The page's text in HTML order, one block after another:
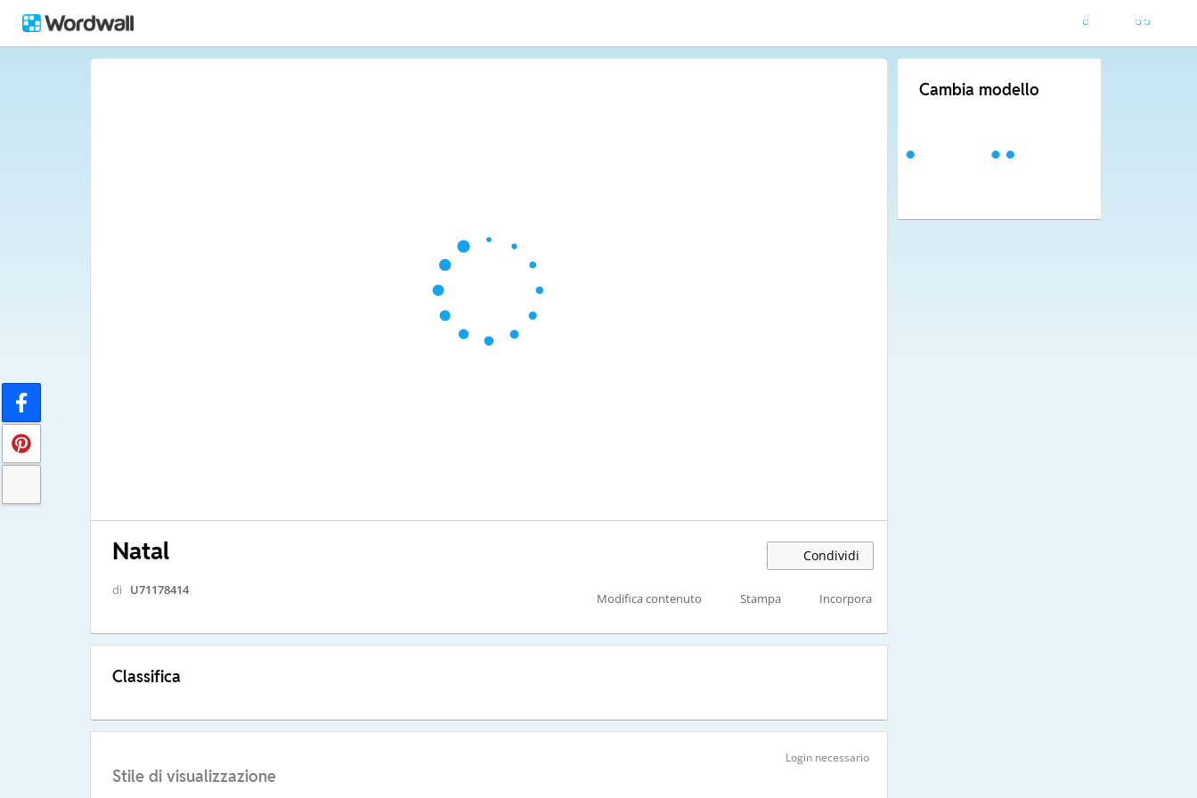
Natal Condividi
di U71178414
Modifica contenuto Stampa Incorpora
Classifica
Login necessario
Stile di visualizzazione
Cambia modello